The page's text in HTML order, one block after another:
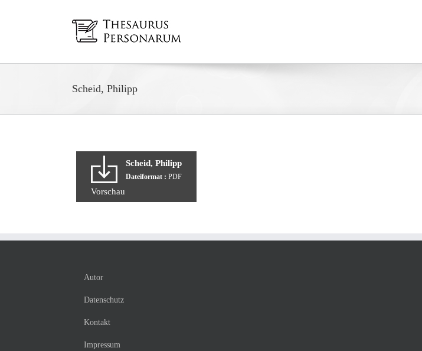
Scheid, Philipp
Scheid, Philipp
Dateiformat : PDF
Vorschau
Autor
Datenschutz
Kontakt
Impressum